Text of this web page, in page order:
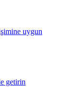
uygun
getirin